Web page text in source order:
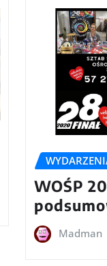
WOŚP
Madman